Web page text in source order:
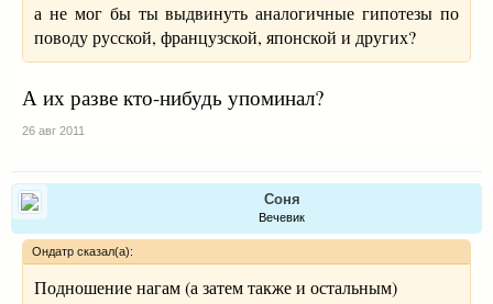
а не мог бы ты выдвинуть аналогичные гипотезы по
поводу русской, французской, японской и других?
А их разве кто-нибудь упоминал?
26 авг 2011
Соня
Вечевик
Ондатр сказал(а):
Подношение нагам (а затем также и остальным)